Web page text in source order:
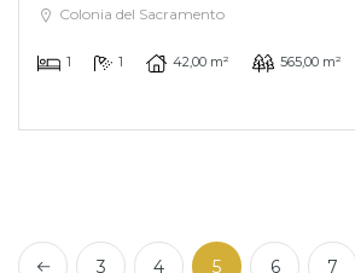
Colonia del Sacramento
1 1 42,00 m² 565,00 m²
Left 3 4 5 6 7